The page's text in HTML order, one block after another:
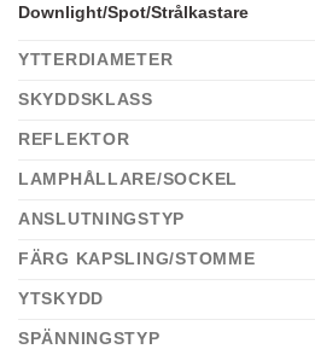
Downlight/Spot/Strålkastare
YTTERDIAMETER
SKYDDSKLASS
REFLEKTOR
LAMPHÅLLARE/SOCKEL
ANSLUTNINGSTYP
FÄRG KAPSLING/STOMME
YTSKYDD
SPÄNNINGSTYP